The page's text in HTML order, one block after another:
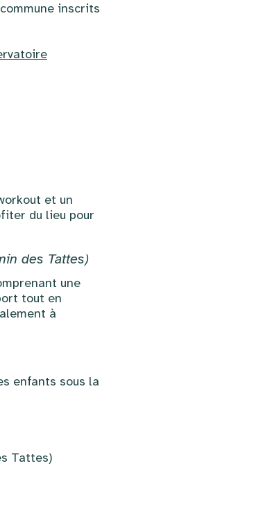
inscrits
et un
du lieu pour
des Tattes)
une
tout en
à
enfants sous la
Tattes)